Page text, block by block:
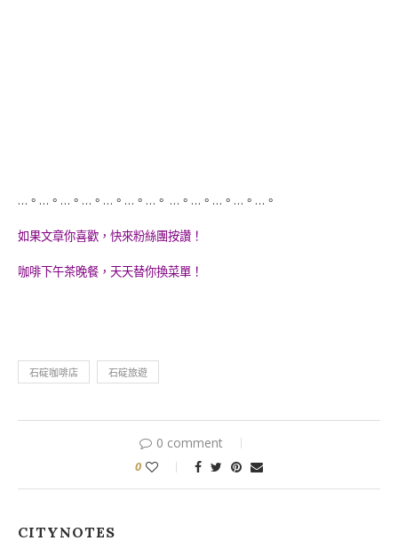
…。…。…。…。…。…。…。 …。…。…。…。…。
如果文章你喜歡，快來粉絲團按讚！
咖啡下午茶晚餐，天天替你換菜單！
石碇咖啡店 石碇旅遊
0 comment
0
CITYNOTES